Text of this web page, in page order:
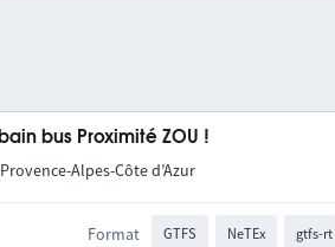
bus Proximité ZOU !
Alpes-Côte d’Azur
Format GTFS NeTEx gtfs-rt